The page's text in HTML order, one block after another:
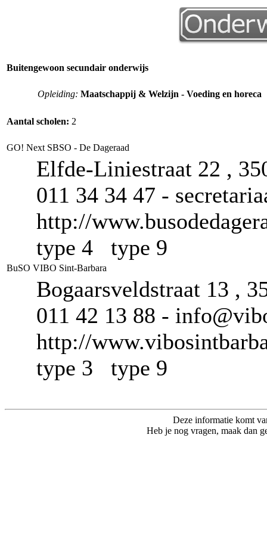
Buitengewoon secundair onderwijs
Opleiding: Maatschappij & Welzijn - Voeding en horeca
Aantal scholen: 2
GO! Next SBSO - De Dageraad
Elfde-Liniestraat 22 ,
011 34 34 47 -
http://
type 4 type 9
BuSO VIBO Sint-Barbara
Bogaarsveldstraat 13 ,
011 42 13 88 -
http://
type 3 type 9
Deze informatie komt
Heb je nog vragen, maak dan